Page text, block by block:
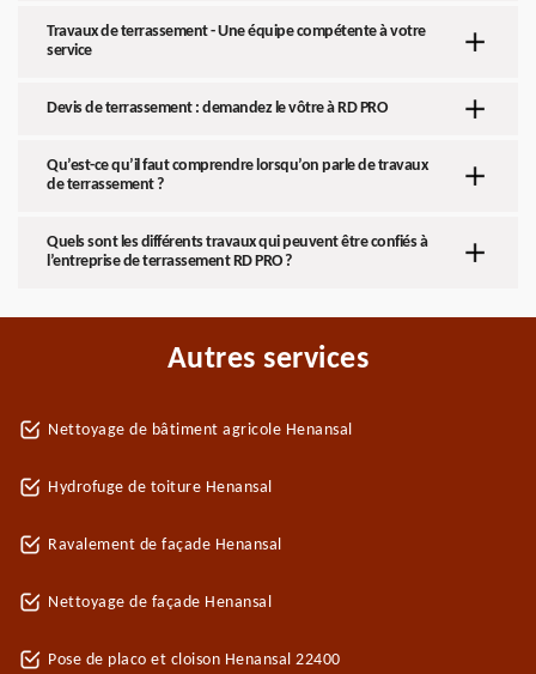
Travaux de terrassement - Une équipe compétente à votre
service
Devis de terrassement : demandez le vôtre à RD PRO
Qu’est-ce qu’il faut comprendre lorsqu’on parle de travaux
de terrassement ?
Quels sont les différents travaux qui peuvent être confiés à
l’entreprise de terrassement RD PRO ?
Autres services
Nettoyage de bâtiment agricole Henansal
Hydrofuge de toiture Henansal
Ravalement de façade Henansal
Nettoyage de façade Henansal
Pose de placo et cloison Henansal 22400